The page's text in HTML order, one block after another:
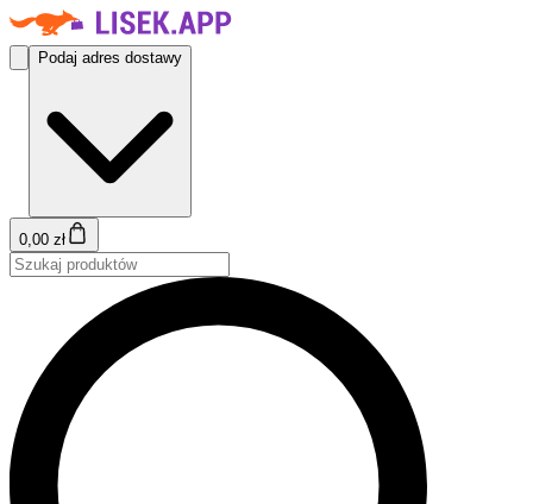
Podaj adres dostawy
0,00 zł